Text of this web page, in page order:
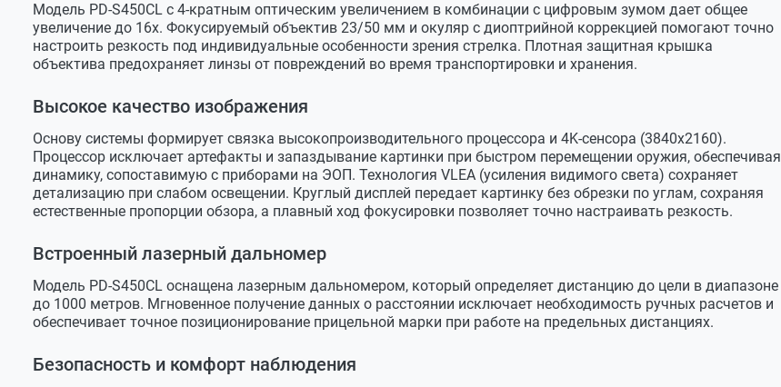
Модель PD-S450CL с 4-кратным оптическим увеличением в комбинации с цифровым зумом дает общее
увеличение до 16х. Фокусируемый объектив 23/50 мм и окуляр с диоптрийной коррекцией помогают точно
настроить резкость под индивидуальные особенности зрения стрелка. Плотная защитная крышка
объектива предохраняет линзы от повреждений во время транспортировки и хранения.
Высокое качество изображения
Основу системы формирует связка высокопроизводительного процессора и 4K-сенсора (3840х2160).
Процессор исключает артефакты и запаздывание картинки при быстром перемещении оружия, обеспечивая
динамику, сопоставимую с приборами на ЭОП. Технология VLEA (усиления видимого света) сохраняет
детализацию при слабом освещении. Круглый дисплей передает картинку без обрезки по углам, сохраняя
естественные пропорции обзора, а плавный ход фокусировки позволяет точно настраивать резкость.
Встроенный лазерный дальномер
Модель PD-S450CL оснащена лазерным дальномером, который определяет дистанцию до цели в диапазоне
до 1000 метров. Мгновенное получение данных о расстоянии исключает необходимость ручных расчетов и
обеспечивает точное позиционирование прицельной марки при работе на предельных дистанциях.
Безопасность и комфорт наблюдения
Время на записи есть
Запись звука
есть
Баллистический калькулятор есть
есть
PIP (Картинка в картинке) есть
Компенсация экспозиции
Звуковой сигнал
Прицельная сетка
Цвет прицельной сетки
красный/белый/желтый/зеленый